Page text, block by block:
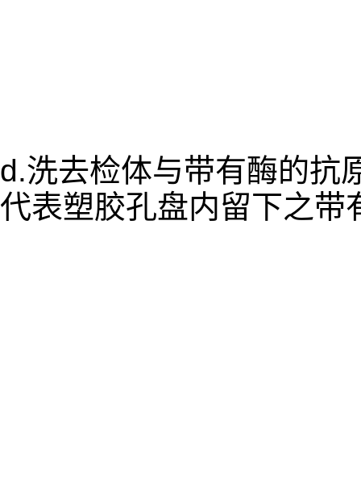
d.洗去检体与带有酶的抗
代表塑胶孔盘内留下之带